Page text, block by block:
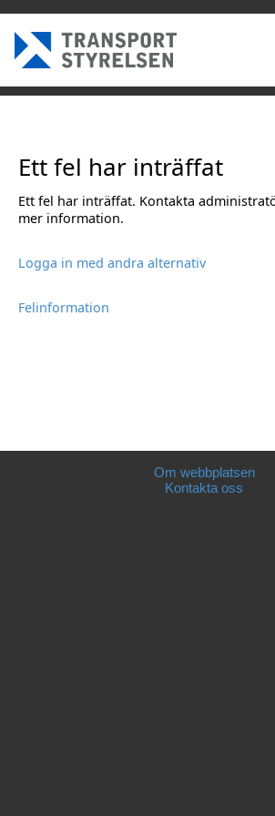
Ett fel har inträffat
Ett fel har inträffat. Kontakta
mer information.
Logga in med andra alternativ
Felinformation
Om webbplatsen
Kontakta oss